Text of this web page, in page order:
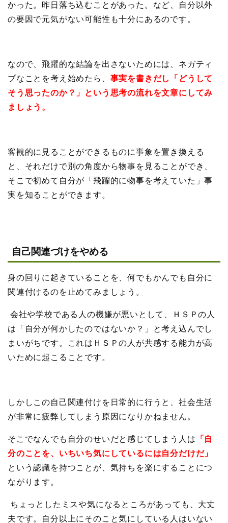
かった。昨日落ち込むことがあった。など、自分以外
の要因で元気がない可能性も十分にあるのです。
なので、飛躍的な結論を出さないためには、ネガティ
ブなことを考え始めたら、 事実を書きだし「どうして
そう思ったのか？」という思考の流れを文章にしてみ
ましょう。
客観的に見ることができるものに事象を置き換える
と、それだけで別の角度から物事を見ることができ、
そこで初めて自分が「飛躍的に物事を考えていた」事
実を知ることができます。
自己関連づけをやめる
身の回りに起きていることを、何でもかんでも自分に
関連付けるのを止めてみましょう。
会社や学校である人の機嫌が悪いとして、ＨＳＰの人
は「自分が何かしたのではないか？」と考え込んでし
まいがちです。これはＨＳＰの人が共感する能力が高
いために起こることです。
しかしこの自己関連付けを日常的に行うと、社会生活
が非常に疲弊してしまう原因になりかねません。
そこでなんでも自分のせいだと感じてしまう人は 「自
分のことを、いちいち気にしているには自分だけだ」
という認識を持つことが、気持ちを楽にすることにつ
ながります。
ちょっとしたミスや気になるところがあっても、大丈
夫です。自分以上にそのこと気にしている人はいない